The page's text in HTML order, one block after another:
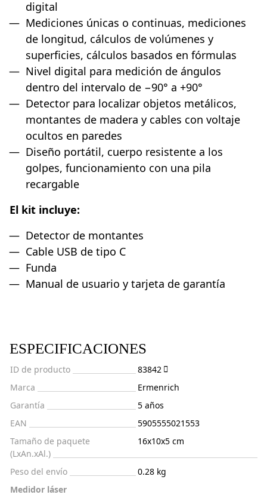
digital
Mediciones únicas o continuas, mediciones
de longitud, cálculos de volúmenes y
superficies, cálculos basados en fórmulas
Nivel digital para medición de ángulos
dentro del intervalo de −90° a +90°
Detector para localizar objetos metálicos,
montantes de madera y cables con voltaje
ocultos en paredes
Diseño portátil, cuerpo resistente a los
golpes, funcionamiento con una pila
recargable
El kit incluye:
Detector de montantes
Cable USB de tipo C
Funda
Manual de usuario y tarjeta de garantía
ESPECIFICACIONES
ID de producto
83842
Marca
Ermenrich
Garantía
5 años
EAN
5905555021553
Tamaño de paquete
(LxAn.xAl.)
16x10x5 cm
Peso del envío
0.28 kg
Medidor láser